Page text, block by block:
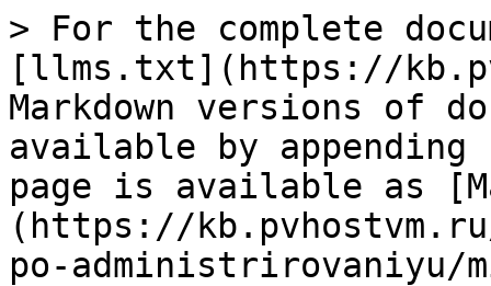
> For the complete
[llms.txt](https://
Markdown versions of
available by
page is available as
(https://
po-administrirovaniyu/